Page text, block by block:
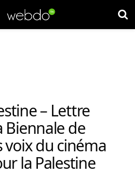
– Lettre
Biennale de
voix du cinéma
la Palestine